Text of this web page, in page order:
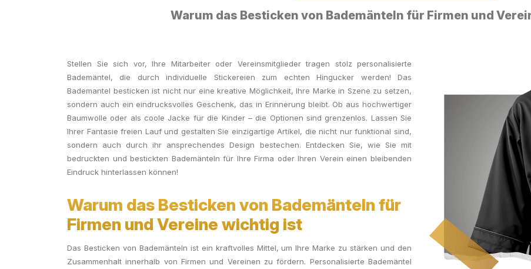
Warum das Besticken von Bademänteln für Firmen und
Stellen Sie sich vor, Ihre Mitarbeiter oder Vereinsmitglieder tragen stolz personalisierte
Bademäntel, die durch individuelle Stickereien zum echten Hingucker werden! Das
Bademantel besticken ist nicht nur eine kreative Möglichkeit, Ihre Marke in Szene zu setzen,
sondern auch ein eindrucksvolles Geschenk, das in Erinnerung bleibt. Ob aus hochwertiger
Baumwolle oder als coole Jacke für die Kinder – die Optionen sind grenzenlos. Lassen Sie
Ihrer Fantasie freien Lauf und gestalten Sie einzigartige Artikel, die nicht nur funktional sind,
sondern auch durch ihr ansprechendes Design bestechen. Entdecken Sie, wie Sie mit
bedruckten und bestickten Bademänteln für Ihre Firma oder Ihren Verein einen bleibenden
Eindruck hinterlassen können!
Warum das Besticken von Bademänteln für
Firmen und Vereine wichtig ist
Das Besticken von Bademänteln ist ein kraftvolles Mittel, um Ihre Marke zu stärken und den
Zusammenhalt innerhalb von Firmen und Vereinen zu fördern. Personalisierte Bademäntel